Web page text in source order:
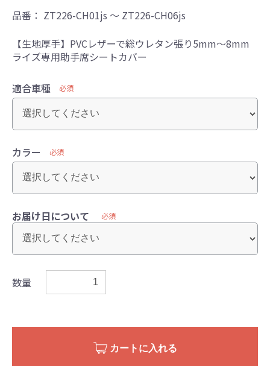
品番： ZT226-CH01js ～ ZT226-CH06js
【生地厚手】PVCレザーで総ウレタン張り5mm～8mm
ライズ専用助手席シートカバー
適合車種 必須
カラー 必須
お届け日について 必須
数量
カートに入れる